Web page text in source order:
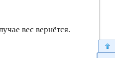
вес вернётся.